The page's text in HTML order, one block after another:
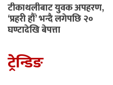
टीकाथलीबाट युवक अपहरण,
‘प्रहरी हौँ’ भन्दै लगेपछि २०
घण्टादेखि बेपत्ता
ट्रेन्डिङ